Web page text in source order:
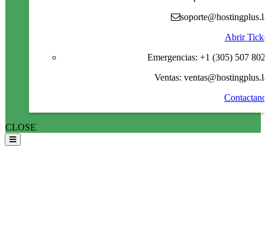
Abrir
Emergencias: +1 (305) 507
Ventas:
CLOSE